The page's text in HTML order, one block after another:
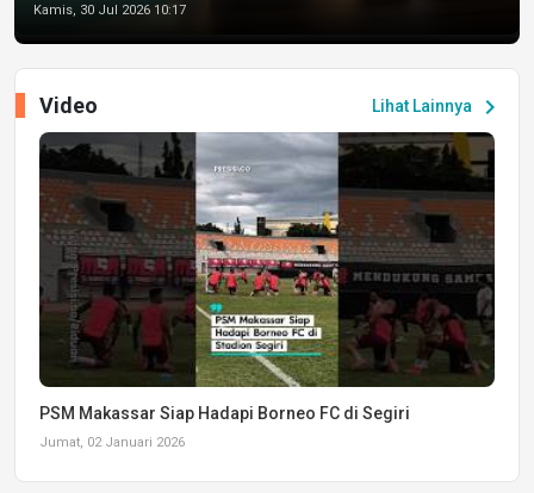
Kamis, 30 Jul 2026 10:17
Lihat Lainnya chevron_right
Video
PSM Makassar Siap Hadapi Borneo FC di Segiri
Jumat, 02 Januari 2026